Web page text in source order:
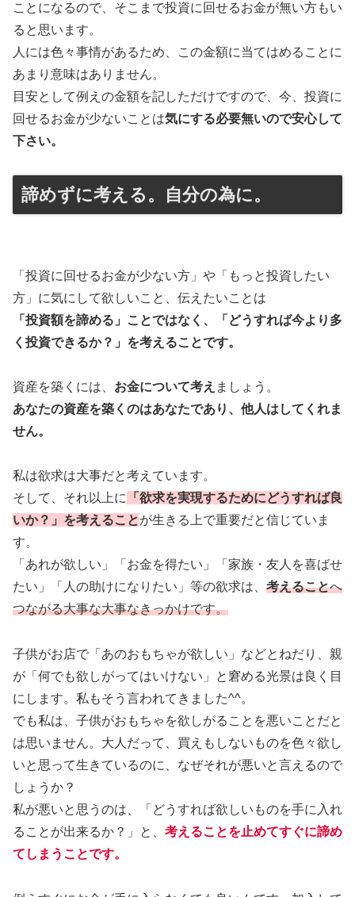
ことになるので、そこまで投資に回せるお金が無い方もい
ると思います。
人には色々事情があるため、この金額に当てはめることに
あまり意味はありません。
目安として例えの金額を記しただけですので、今、投資に
回せるお金が少ないことは気にする必要無いので安心して
下さい。
諦めずに考える。自分の為に。
「投資に回せるお金が少ない方」や「もっと投資したい
方」に気にして欲しいこと、伝えたいことは
「投資額を諦める」ことではなく、「どうすれば今より多
く投資できるか？」を考えることです。
資産を築くには、 お金について考え ましょう。
あなたの資産を築くのはあなたであり、他人はしてくれま
せん。
私は欲求は大事だと考えています。
そして、それ以上に
「欲求を実現するためにどうすれば良
いか？」を考えることが生きる上で重要だと信じていま
す。
「あれが欲しい」「お金を得たい」「家族・友人を喜ばせ
たい」「人の助けになりたい」等の欲求は、 考えることへ
つながる大事な大事なきっかけです。
子供がお店で「あのおもちゃが欲しい」などとねだり、親
が「何でも欲しがってはいけない」と窘める光景は良く目
にします。私もそう言われてきました^^。
でも私は、子供がおもちゃを欲しがることを悪いことだと
は思いません。大人だって、買えもしないものを色々欲し
いと思って生きているのに、なぜそれが悪いと言えるので
しょうか？
私が悪いと思うのは、「どうすれば欲しいものを手に入れ
ることが出来るか？」と、 考えることを止めてすぐに諦め
てしまうことです。